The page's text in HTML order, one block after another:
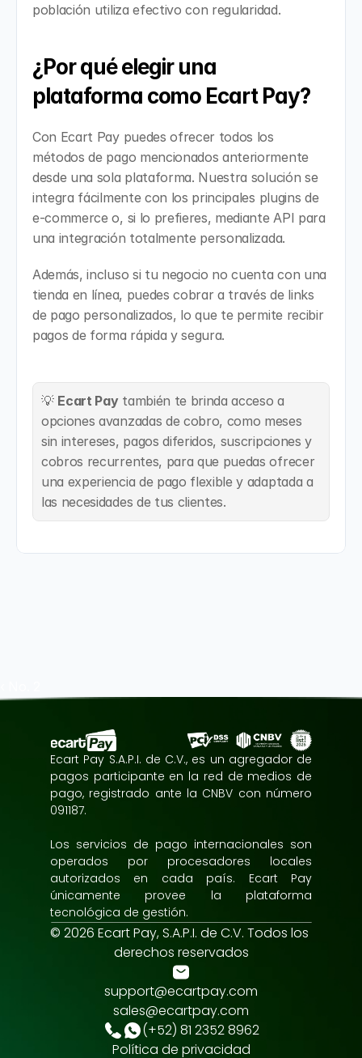
población utiliza efectivo con regularidad.
¿Por qué elegir una
plataforma como Ecart Pay?
Con Ecart Pay puedes ofrecer todos los
métodos de pago mencionados anteriormente
desde una sola plataforma. Nuestra solución se
integra fácilmente con los principales plugins de
e-commerce o, si lo prefieres, mediante API para
una integración totalmente personalizada.
Además, incluso si tu negocio no cuenta con una
tienda en línea, puedes cobrar a través de links
de pago personalizados, lo que te permite recibir
pagos de forma rápida y segura.
💡 Ecart Pay también te brinda acceso a
opciones avanzadas de cobro, como meses
sin intereses, pagos diferidos, suscripciones y
cobros recurrentes, para que puedas ofrecer
una experiencia de pago flexible y adaptada a
las necesidades de tus clientes.
Ecart Pay S.A.P.I. de C.V., es un agregador de
pagos participante en la red de medios de
pago, registrado ante la CNBV con número
091187.
Los servicios de pago internacionales son
operados por procesadores locales
autorizados en cada país. Ecart Pay
únicamente provee la plataforma
tecnológica de gestión.
© 2026 Ecart Pay, S.A.P.I. de C.V. Todos los
derechos reservados
support@ecartpay.com
sales@ecartpay.com
(+52) 81 2352 8962
Política de privacidad